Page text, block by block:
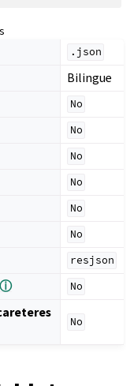
.json
Bilingue
No
No
No
No
No
No
resjson
ⓘ No
No